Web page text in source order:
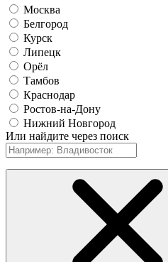
Москва
Белгород
Курск
Липецк
Орёл
Тамбов
Краснодар
Ростов-на-Дону
Нижний Новгород
Или найдите через поиск